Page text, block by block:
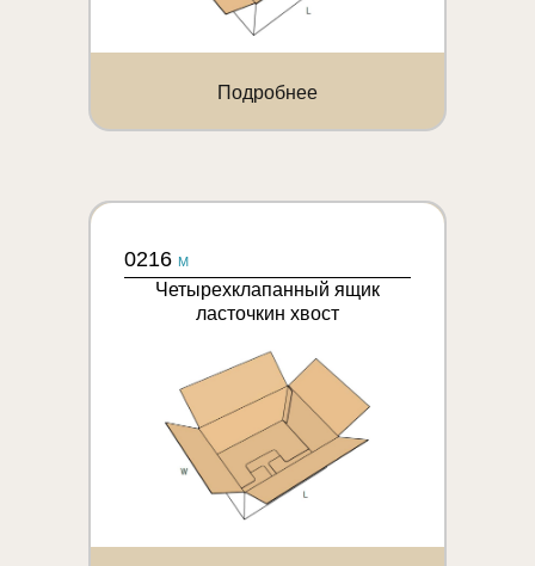
Подробнее
0216 M
Четырехклапанный ящик
ласточкин хвост